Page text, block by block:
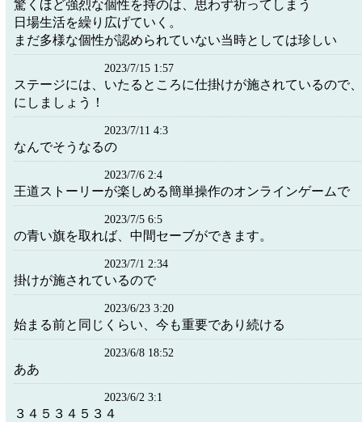
驚くほど強烈な個性を持のは、思わず祈ってしまう
日場生活を繰り広げていく。
まだ多様な個性が認められていない当時としては珍しい
2023/7/15 1:57
ステージには、いたるところに仕掛けが施されているので
にしましょう！
2023/7/11 4:3
なんでそうなるの
2023/7/6 2:4
王道ストーリーが楽しめる簡単操作のオンラインゲームで
2023/7/5 6:5
の青い旗を取れば、中間セーブができます。
2023/7/1 2:34
掛けが施されているので
2023/6/23 3:20
始まる前と同じくらい、今も重要であり続ける
2023/6/8 18:52
ああ
2023/6/2 3:1
３４５３４５３４